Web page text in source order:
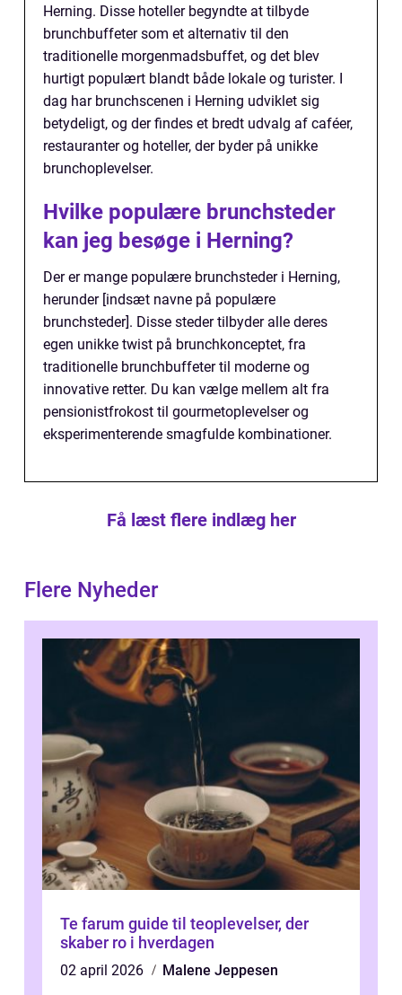
Herning. Disse hoteller begyndte at tilbyde
brunchbuffeter som et alternativ til den
traditionelle morgenmadsbuffet, og det blev
hurtigt populært blandt både lokale og turister. I
dag har brunchscenen i Herning udviklet sig
betydeligt, og der findes et bredt udvalg af caféer,
restauranter og hoteller, der byder på unikke
brunchoplevelser.
Hvilke populære brunchsteder
kan jeg besøge i Herning?
Der er mange populære brunchsteder i Herning,
herunder [indsæt navne på populære
brunchsteder]. Disse steder tilbyder alle deres
egen unikke twist på brunchkonceptet, fra
traditionelle brunchbuffeter til moderne og
innovative retter. Du kan vælge mellem alt fra
pensionistfrokost til gourmetoplevelser og
eksperimenterende smagfulde kombinationer.
Få læst flere indlæg her
Flere Nyheder
Te farum guide til teoplevelser, der
skaber ro i hverdagen
02 april 2026
Malene Jeppesen